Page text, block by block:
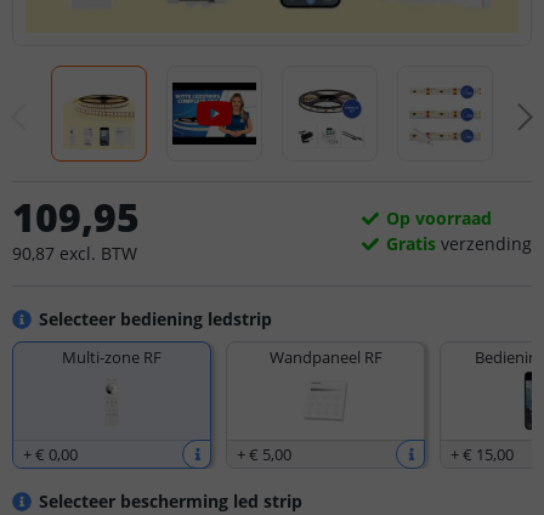
Selecteer bediening ledstrip
Multi-zone RF
+€ 0,00
Wandpaneel RF
+€ 5,00 +€ 15,00
Selecteer bescherming led strip
109,95
90,87 excl. BTW
Op voorraad
Gratis verzending